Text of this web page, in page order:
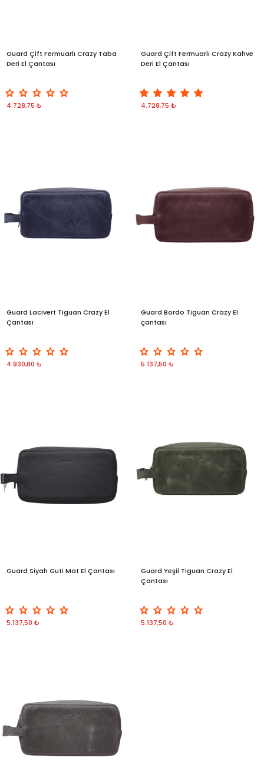
Guard Çift Fermuarlı Crazy Taba
Deri El Çantası
4.728,75 ₺
Guard Çift Fermuarlı Crazy Kahve
Deri El Çantası
4.728,75 ₺
Guard Lacivert Tiguan Crazy El
Çantası
4.930,80 ₺
Guard Bordo Tiguan Crazy El
çantası
5.137,50 ₺
Guard Siyah Guti Mat El Çantası
5.137,50 ₺
Guard Yeşil Tiguan Crazy El
Çantası
5.137,50 ₺